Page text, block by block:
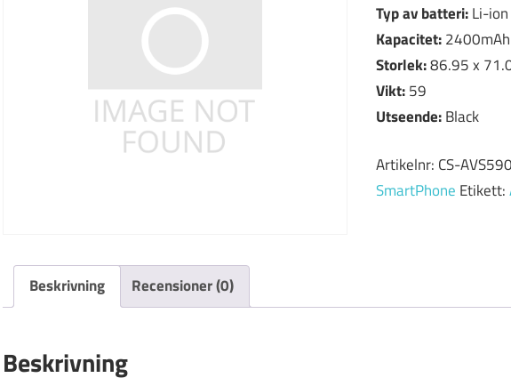
Typ av batteri:Li-ion
Kapacitet:
Storlek:86.95 x
Vikt:59
Utseende:Black
Artikelnr: CS-
SmartPhone Etikett:
Beskrivning Recensioner (0)
Beskrivning